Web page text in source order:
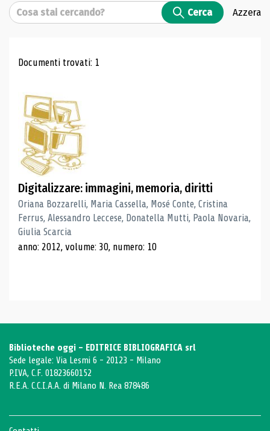
Cerca Cerca Azzera
Risultati di ricerca
Documenti trovati: 1
Digitalizzare: immagini, memoria, diritti
Oriana Bozzarelli, Maria Cassella, Mosé Conte, Cristina
Ferrus, Alessandro Leccese, Donatella Mutti, Paola Novaria,
Giulia Scarcia
anno: 2012, volume: 30, numero: 10
Biblioteche oggi - EDITRICE BIBLIOGRAFICA srl
Sede legale: Via Lesmi 6 - 20123 - Milano
P.IVA, C.F. 01823660152
R.E.A. C.C.I.A.A. di Milano N. Rea 878486